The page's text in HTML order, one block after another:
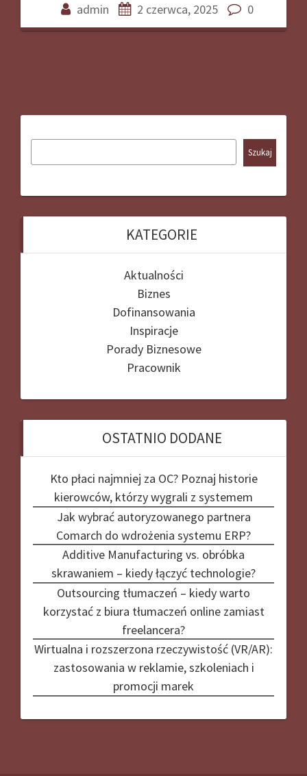
admin 2 czerwca, 2025 0
Szukaj
KATEGORIE
Aktualności
Biznes
Dofinansowania
Inspiracje
Porady Biznesowe
Pracownik
OSTATNIO DODANE
Kto płaci najmniej za OC? Poznaj historie
kierowców, którzy wygrali z systemem
Jak wybrać autoryzowanego partnera
Comarch do wdrożenia systemu ERP?
Additive Manufacturing vs. obróbka
skrawaniem – kiedy łączyć technologie?
Outsourcing tłumaczeń – kiedy warto
korzystać z biura tłumaczeń online zamiast
freelancera?
Wirtualna i rozszerzona rzeczywistość (VR/AR):
zastosowania w reklamie, szkoleniach i
promocji marek